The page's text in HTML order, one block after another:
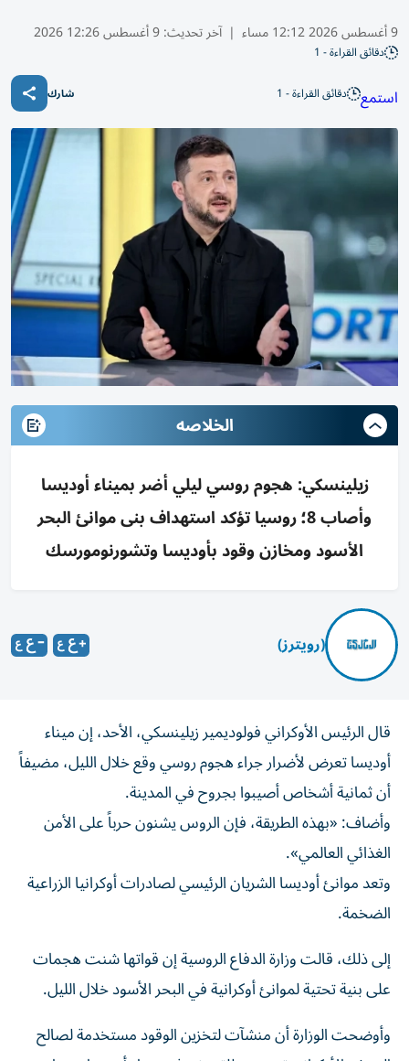
9 أغسطس 2026 12:12 مساء | آخر تحديث:9 أغسطس 12:26 2026
دقائق القراءة - 1
استمع دقائق القراءة - 1 شارك
الخلاصه
زيلينسكي: هجوم روسي ليلي أضر بميناء أوديسا
وأصاب 8؛ روسيا تؤكد استهداف بنى موانئ البحر
الأسود ومخازن وقود بأوديسا وتشورنومورسك
(رويترز)
قال ​الرئيس ⁠الأوكراني فولوديمير زيلينسكي، الأحد، ‌إن ميناء
‌أوديسا تعرض ⁠لأضرار جراء هجوم روسي وقع خلال الليل، مضيفاً
أن ​ثمانية أشخاص ‌أصيبوا بجروح في ⁠المدينة.
وأضاف: «بهذه الطريقة، فإن الروس يشنون ​حرباً ‌على ‌الأمن
الغذائي العالمي».
وتعد موانئ ‌أوديسا الشريان ‌الرئيسي ⁠لصادرات ‌أوكرانيا الزراعية
الضخمة.
إلى ذلك، قالت ‌وزارة الدفاع الروسية ⁠إن قواتها شنت ‌هجمات
على ‌بنية تحتية لموانئ ‌أوكرانية في البحر ⁠الأسود خلال الليل.
وأوضحت الوزارة أن منشآت لتخزين الوقود مستخدمة لصالح